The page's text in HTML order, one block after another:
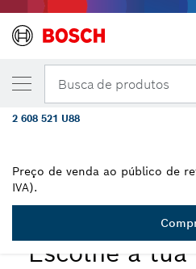
Busca de produtos
PRO
Escolhe a
A VARIANTE QUE SELECIONASTE
Conjunto de brocas
Screwdriver, 48 unid.
2 608 521 U88
Preço de venda ao público de
IVA).